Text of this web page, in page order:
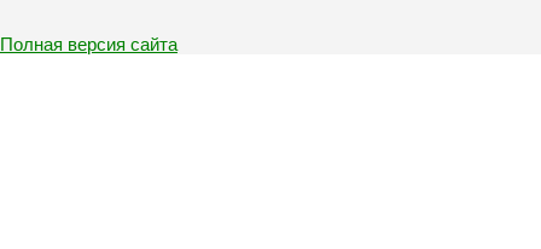
Полная версия сайта